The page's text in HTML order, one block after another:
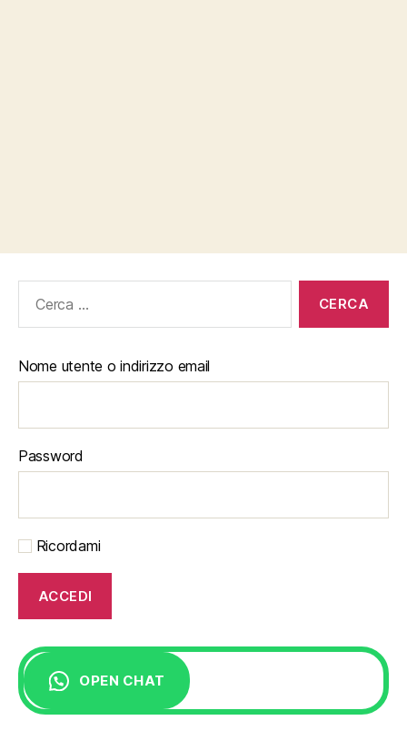
Nome utente o indirizzo email
Password
Ricordami
OPEN CHAT